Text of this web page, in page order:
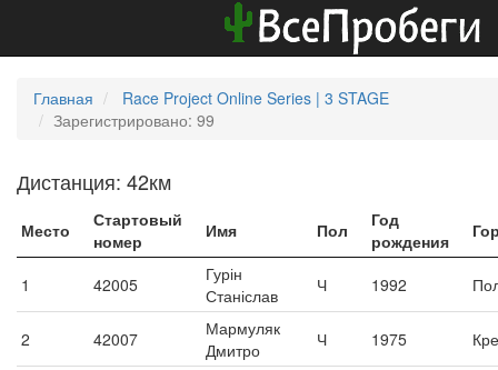
Главная
Race Project Online Series | 3 STAGE
Зарегистрировано: 99
Дистанция: 42км
Место
Стартовый
номер
Имя Пол
Год
рождения
1 42005
Гурін
Станіслав
Ч 1992
2 42007
Мармуляк
Дмитро
Ч 1975